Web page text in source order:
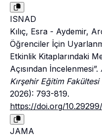
ISNAD
Kılıç, Esra - Aydemir,
Öğrenciler İçin
Etkinlik Kitaplarındaki
Açısından İncelenmesi”.
Kırşehir Eğitim
2026): 793-819.
https://doi.org/
JAMA